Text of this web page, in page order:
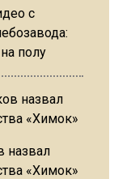
с
полу
назвал
«Химок»